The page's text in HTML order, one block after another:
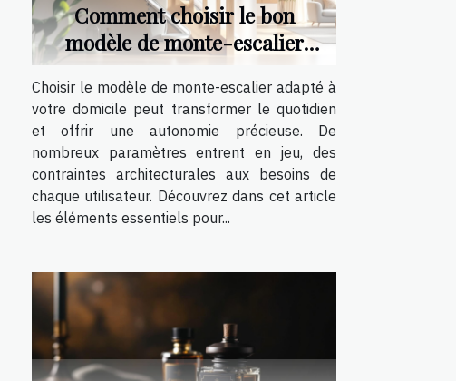
Comment choisir le bon
modèle de monte-escalier
pour votre maison ?
Choisir le modèle de monte-escalier adapté à
votre domicile peut transformer le quotidien
et offrir une autonomie précieuse. De
nombreux paramètres entrent en jeu, des
contraintes architecturales aux besoins de
chaque utilisateur. Découvrez dans cet article
les éléments essentiels pour...